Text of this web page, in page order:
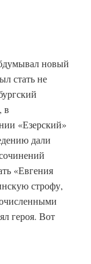
новый
стать не
в
«Езерский»
дали
«Евгения
строфу,
героя. Вот